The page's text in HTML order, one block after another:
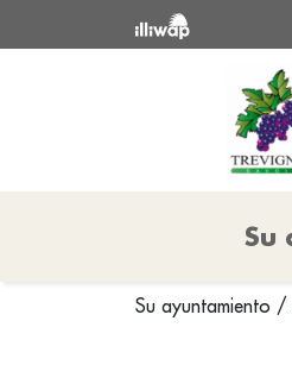
Su
Su ayuntamiento /